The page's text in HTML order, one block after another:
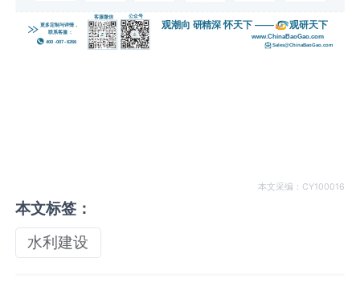
本文采编：CY100016
本文标签：
水利建设